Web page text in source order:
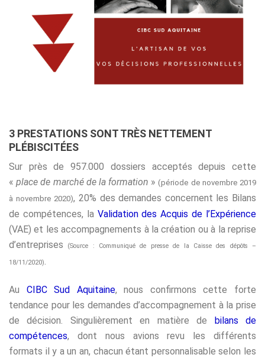
3 PRESTATIONS SONT TRÈS NETTEMENT
PLÉBISCITÉES
Sur près de 957.000 dossiers acceptés depuis cette
«place de marché de la formation » (période de novembre 2019
à novembre 2020), 20% des demandes concernent les Bilans
de compétences, la Validation des Acquis de l’Expérience
(VAE) et les accompagnements à la création ou à la reprise
d’entreprises (Source : Communiqué de presse de la Caisse des dépôts –
18/11/2020)
Au CIBC Sud Aquitaine, nous confirmons cette forte
tendance pour les demandes d’accompagnement à la prise
de décision. Singulièrement en matière de bilans de
compétences, dont nous avions revu les différents
formats il y a un an, chacun étant personnalisable selon les